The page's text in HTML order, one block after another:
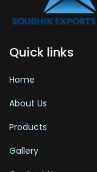
Quick links
Home
About Us
Products
Gallery